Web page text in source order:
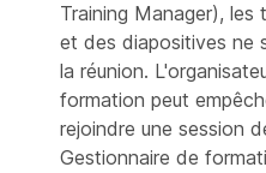
Training Manager), les
et des diapositives ne
la réunion.
formation peut
rejoindre une session
Gestionnaire de